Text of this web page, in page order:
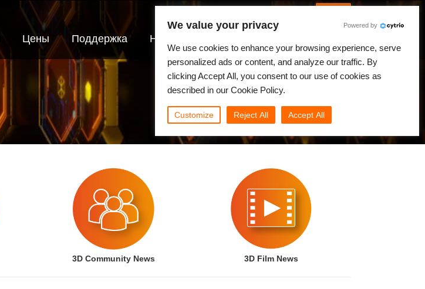
Цены Поддержка Новости
3D Community News 3D Film News
We value your privacy Powered by
We use cookies to enhance your browsing experience, serve
personalized ads or content, and analyze our traffic. By
clicking Accept All, you consent to our use of cookies as
described in our Cookie Policy.
Customize Reject All Accept All